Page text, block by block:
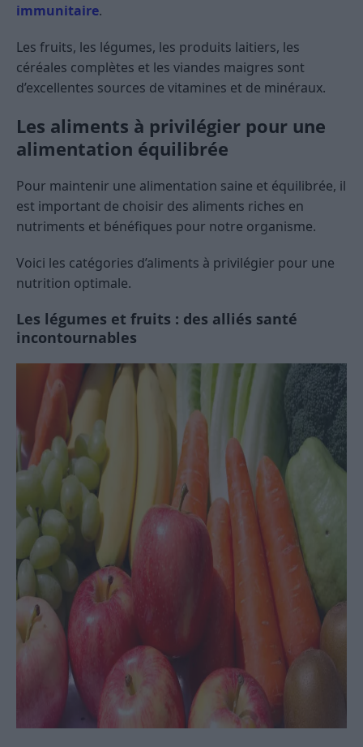
immunitaire.
Les fruits, les légumes, les produits laitiers, les
céréales complètes et les viandes maigres sont
d’excellentes sources de vitamines et de minéraux.
Les aliments à privilégier pour une
alimentation équilibrée
Pour maintenir une alimentation saine et équilibrée, il
est important de choisir des aliments riches en
nutriments et bénéfiques pour notre organisme.
Voici les catégories d’aliments à privilégier pour une
nutrition optimale.
Les légumes et fruits : des alliés santé
incontournables